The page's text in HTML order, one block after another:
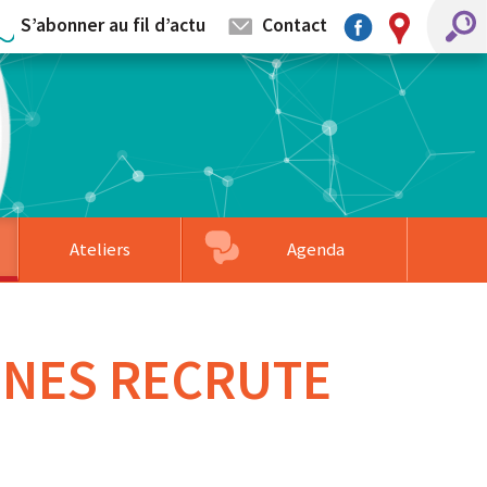
S’abonner au fil d’actu Contact
Ateliers Agenda
RECRUTE